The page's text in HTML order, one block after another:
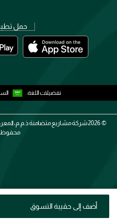
أضف إلى حقيبة التسوق
حمل
تفضيلات اللغة:
2026 ©شركة مشاريع متضامنة ذ.م.م،